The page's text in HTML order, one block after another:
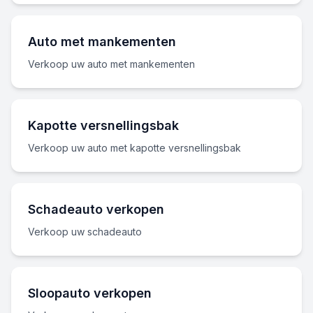
Auto met mankementen
Verkoop uw auto met mankementen
Kapotte versnellingsbak
Verkoop uw auto met kapotte versnellingsbak
Schadeauto verkopen
Verkoop uw schadeauto
Sloopauto verkopen